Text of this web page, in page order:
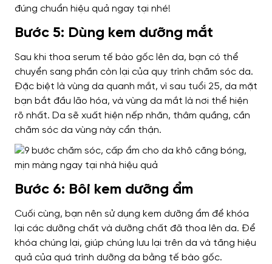
Bước 5: Dùng kem dưỡng mắt
Sau khi thoa serum tế bào gốc lên da, bạn có thể
chuyển sang phần còn lại của quy trình chăm sóc da.
Đặc biệt là vùng da quanh mắt, vì sau tuổi 25, da mặt
bạn bắt đầu lão hóa, và vùng da mắt là nơi thể hiện
rõ nhất. Da sẽ xuất hiện nếp nhăn, thâm quầng, cần
chăm sóc da vùng này cẩn thận.
Bước 6: Bôi kem dưỡng ẩm
Cuối cùng, bạn nên sử dụng kem dưỡng ẩm để khóa
lại các dưỡng chất và dưỡng chất đã thoa lên da. Để
khóa chúng lại, giúp chúng lưu lại trên da và tăng hiệu
quả của quá trình dưỡng da bằng tế bào gốc.